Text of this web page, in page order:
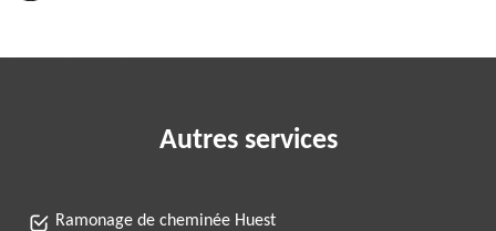
Autres services
Ramonage de cheminée Huest